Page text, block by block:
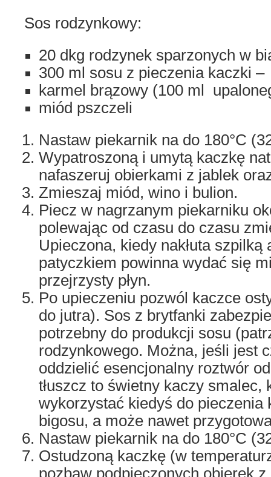
Sos rodzynkowy:
20 dkg rodzynek sparzonych w
300 ml sosu z pieczenia kaczki –
karmel brązowy (100 ml
miód pszczeli
Nastaw piekarnik na do 180°C
Wypatroszoną i umytą kaczkę
nafaszeruj obierkami z jablek
Zmieszaj miód, wino i bulion.
Piecz w nagrzanym piekarniku
polewając od czasu do czasu
Upieczona, kiedy nakłuta szpilką
patyczkiem powinna wydać się
przejrzysty płyn.
Po upieczeniu pozwól kaczce
do jutra). Sos z brytfanki
potrzebny do produkcji sosu
rodzynkowego. Można, jeśli jest
oddzielić esencjonalny roztwór od
tłuszcz to świetny kaczy smalec,
wykorzystać kiedyś do pieczenia
bigosu, a może nawet
Nastaw piekarnik na do 180°C
Ostudzoną kaczkę (w
pozbaw podpieczonych obierek z